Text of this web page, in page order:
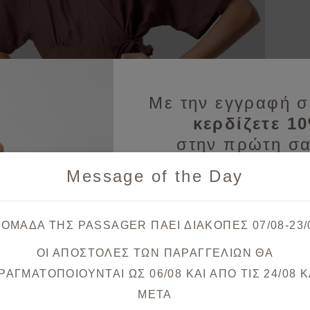
Εναλλακτικές προτάσεις
Με την εγγραφή
κερδίζετε
στην πρώτη
Λάβετε πρώτοι
&
Θα λάβετε το κουπόνι στο
Message of the Day
ΤΗΣ PASSAGER ΠΑΕΙ ΔΙΑΚΟΠΕΣ 07/08-23/
ΟΙ ΑΠΟΣΤΟΛΕΣ ΤΩΝ ΠΑΡΑΓΓΕΛΙΩΝ ΘΑ
ΩΣ 06/08 ΚΑΙ ΑΠΟ ΤΙΣ 24/08
META